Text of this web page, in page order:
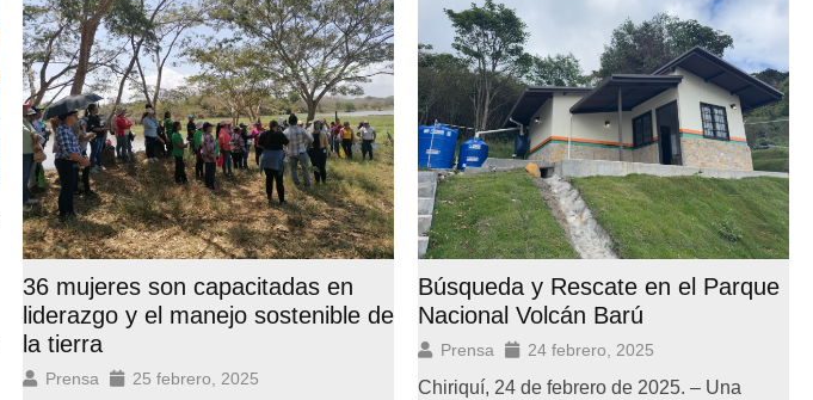
36 mujeres son capacitadas en
liderazgo y el manejo sostenible de
la tierra
Prensa 25 febrero, 2025
Búsqueda y Rescate en el Parque
Nacional Volcán Barú
Prensa 24 febrero, 2025
Chiriquí, 24 de febrero de 2025. – Una